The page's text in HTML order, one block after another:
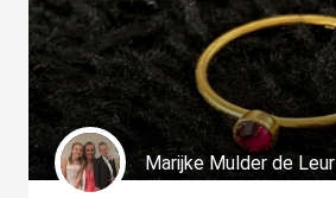
Marijke Mulder de Leur